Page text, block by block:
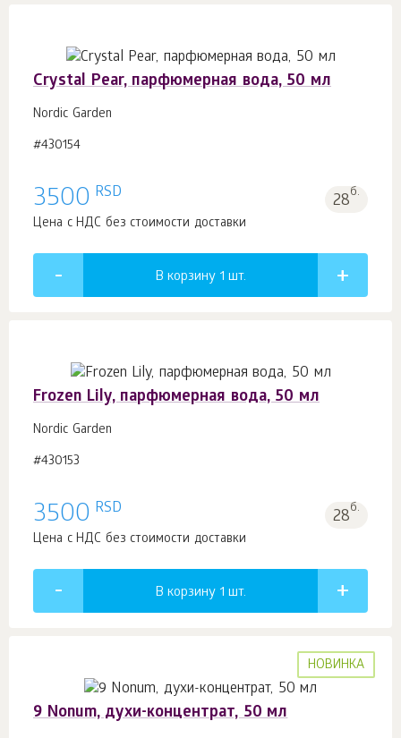
Crystal Pear, парфюмерная вода, 50 мл
Nordic Garden
#430154
3500 RSD 28б.
Цена с НДС без стоимости доставки
В корзину 1 шт.
Frozen Lily, парфюмерная вода, 50 мл
Nordic Garden
#430153
3500 RSD 28б.
Цена с НДС без стоимости доставки
В корзину 1 шт.
НОВИНКА
9 Nonum, духи-концентрат, 50 мл